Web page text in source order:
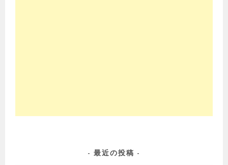
最近の投稿